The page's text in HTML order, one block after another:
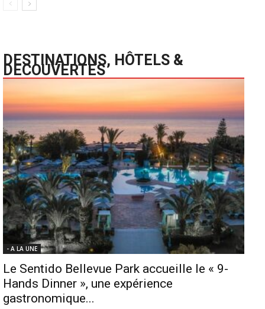
DESTINATIONS, HÔTELS &
DECOUVERTES
- A LA UNE
Le Sentido Bellevue Park accueille le « 9-
Hands Dinner », une expérience
gastronomique...